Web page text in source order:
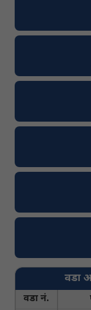
वडा
वडा नं.